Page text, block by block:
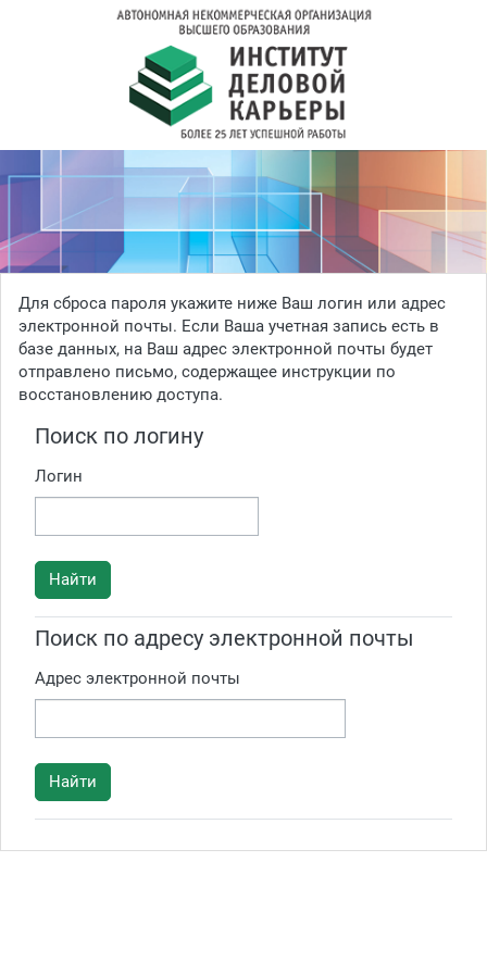
Перейти к основному содержанию
Для сброса пароля укажите ниже Ваш логин или адрес
электронной почты. Если Ваша учетная запись есть в
базе данных, на Ваш адрес электронной почты будет
отправлено письмо, содержащее инструкции по
восстановлению доступа.
Поиск по логину
Поиск по логину
Логин
Поиск по адресу электронной почты
Поиск по адресу электронной почты
Адрес электронной почты